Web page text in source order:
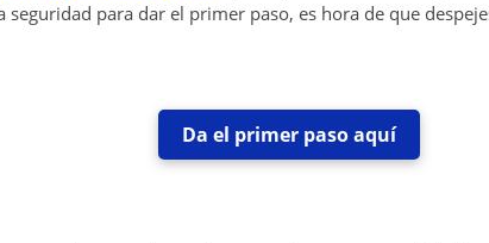
seguridad para dar el primer paso, es hora de que
Da el primer paso aquí